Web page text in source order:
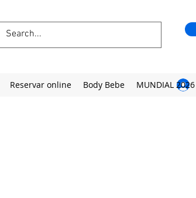
Reservar online Body Bebe MUNDIAL 2026